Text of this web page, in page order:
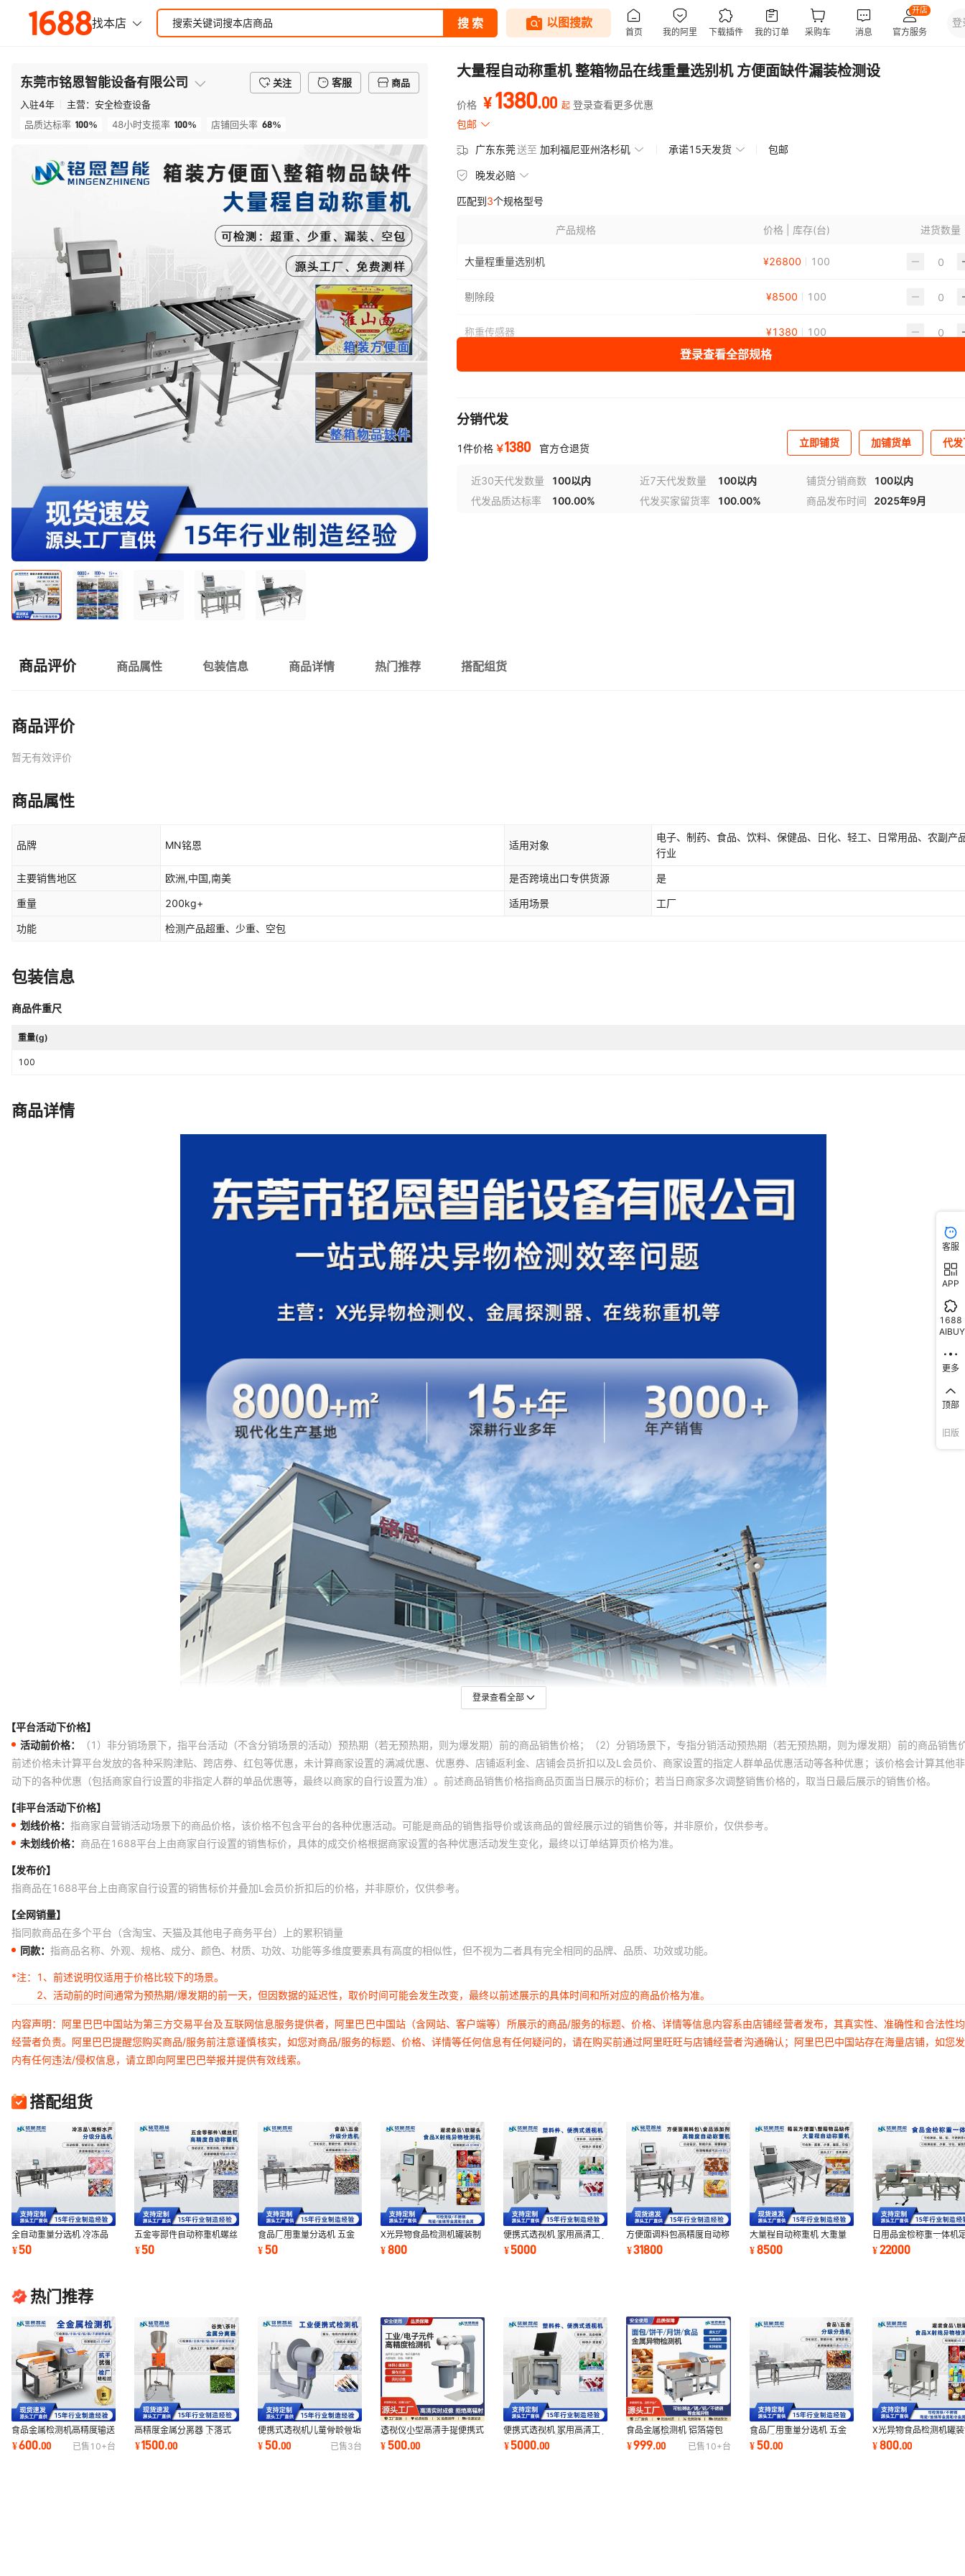
东莞市铭恩智能设备有限公司 关注 客服
商品
入驻4年 主营： 安全检查设备
品质达标率 100% 48小时支揽率 100% 店铺回头率 68%
大量程自动称重机 整箱物品在线重量选别机 方便面缺件漏装检测设
价格 ¥1380.00 起 登录查看更多优惠
包邮
广东东莞送至 加利福尼亚州洛杉矶 承诺15天发货 包邮
晚发必赔
匹配到3个规格型号
产品规格 价格 | 库存(台) 进货数量
大量程重量选别机 ¥26800 100
剔除段 ¥8500 100
称重传感器 ¥1380 100
登录查看全部规格
分销代发
1件价格 ￥1380 官方仓退货 立即铺货 加铺货单 代
近30天代发数量 100以内 近7天代发数量 100以内 铺货分销商数
100以内
代发品质达标率
100.00% 代发买家留货率 100.00% 商品发布时间 2025年9月
商品评价 商品属性 包装信息 商品详情 热门推荐 搭配组货
商品评价
暂无有效评价
商品属性
品牌 MN铭恩 适用对象
电子、制药、食品、饮料、保健品、日化、轻工、日常用品、农副产
行业
主要销售地区 欧洲,中国,南美 是否跨境出口专供货源 是
重量 200kg+ 适用场景 工厂
功能 检测产品超重、少重、空包
包装信息
商品件重尺
重量(g)
100
商品详情
登录查看全部
【平台活动下价格】
活动前价格：
（1）非分销场景下，指平台活动（不含分销场景的活动）预热期（若无预热期，则为爆发期）前的商品销售价格；（2）分销场景下，专指分销活动预热期（若无预热期，则为爆发期）前的商品销售
前述价格未计算平台发放的各种采购津贴、跨店券、红包等优惠，未计算商家设置的满减优惠、优惠券、店铺返利金、店铺会员折扣以及L会员价、商家设置的指定人群单品优惠活动等各种优惠；该价格会计算其他
动下的各种优惠（包括商家自行设置的非指定人群的单品优惠等，最终以商家的自行设置为准）。前述商品销售价格指商品页面当日展示的标价；若当日商家多次调整销售价格的，取当日最后展示的销售价格。
【非平台活动下价格】
划线价格： 指商家自营销活动场景下的商品价格，该价格不包含平台的各种优惠活动。可能是商品的销售指导价或该商品的曾经展示过的销售价等，并非原价，仅供参考。
未划线价格： 商品在1688平台上由商家自行设置的销售标价，具体的成交价格根据商家设置的各种优惠活动发生变化，最终以订单结算页价格为准。
【发布价】
指商品在1688平台上由商家自行设置的销售标价并叠加L会员价折扣后的价格，并非原价，仅供参考。
【全网销量】
指同款商品在多个平台（含淘宝、天猫及其他电子商务平台）上的累积销量
同款： 指商品名称、外观、规格、成分、颜色、材质、功效、功能等多维度要素具有高度的相似性，但不视为二者具有完全相同的品牌、品质、功效或功能。
*注：
1、前述说明仅适用于价格比较下的场景。
2、活动前的时间通常为预热期/爆发期的前一天，但因数据的延迟性，取价时间可能会发生改变，最终以前述展示的具体时间和所对应的商品价格为准。
内容声明：阿里巴巴中国站为第三方交易平台及互联网信息服务提供者，阿里巴巴中国站（含网站、客户端等）所展示的商品/服务的标题、价格、详情等信息内容系由店铺经营者发布，其真实性、准确性和合法性
经营者负责。阿里巴巴提醒您购买商品/服务前注意谨慎核实，如您对商品/服务的标题、价格、详情等任何信息有任何疑问的，请在购买前通过阿里旺旺与店铺经营者沟通确认；阿里巴巴中国站存在海量店铺，如您
内有任何违法/侵权信息，请立即向阿里巴巴举报并提供有效线索。
搭配组货
全自动重量分选机 冷冻品
海产品分级机 流水线在线
称重检测设备
¥50
五金零部件自动称重机螺丝
钉动态检重秤高精度自动选
别机厂家定制
¥50
食品厂用重量分选机 五金
螺丝重量分选秤 多级选别
秤分级设备定制
¥50
X光异物食品检测机罐装制
品铝箔包装面膜预制菜X射
线金属探测仪器
¥800
便携式透视机 家用高清工
业检测X光机 塑料件盲盒检
测设备 源头工
¥5000
方便面调料包高精度自动称
重机食品添加剂皮带式动态
称重分拣机
¥31800
大量程自动称重机 大重量
选别机 高精度分拣自动称
重机生产厂家
¥8500
日用品金检称重一体机
重量检测称重秤高精度
检测剔除设备
¥22000
热门推荐
食品金属检测机高精度输送
式 铝箔包装金检机自动剔
除源头厂家
¥600.00 已售 10+台
高精度金属分离器 下落式
异物全自动剔除 颗粒粉末
料金属检测机
¥1500.00
便携式透视机儿童骨龄骨垢
线检测 电线插头内部缺陷
工业无损探伤
¥50.00 已售3台
透视仪小型高清手提便携式
骨科透视仪宠物无损检测
¥500.00
便携式透视机 家用高清工
业检测X光机 塑料件盲盒检
测设备 源头工
¥5000.00
食品金属检测机 铝箔袋包
装 自动剔除异物检测设备
输送式金检机
¥999.00 已售 10+台
食品厂用重量分选机 五金
螺丝重量分选秤 多级选别
秤分级设备定制
¥50.00
X光异物食品检测机罐
品铝箔包装面膜预制菜
线金属探测仪器
¥800.00
客服
APP
1688
AIBUY
更多
顶部
旧版